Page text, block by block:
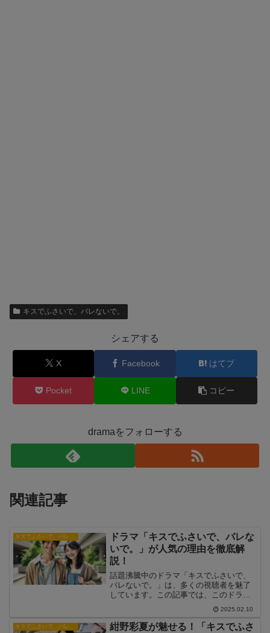
キスでふさいで、バレないで。
シェアする
X Facebook はてブ
Pocket LINE コピー
dramaをフォローする
関連記事
ドラマ「キスでふさいで、バレな
いで。」が人気の理由を徹底解
説！
話題沸騰中のドラマ「キスでふさいで、
バレないで。」は、多くの視聴者を魅了
しています。この記事では、このドラマ
がなぜ人気なのか、その理由をさまざま
2025.02.10
キスでふさいで、バレないで。
紺野彩夏が魅せる！「キスでふさ